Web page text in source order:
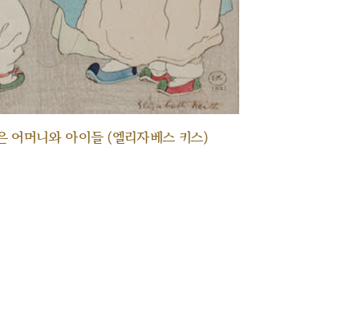
어머니와 아이들 (엘리자베스 키스)